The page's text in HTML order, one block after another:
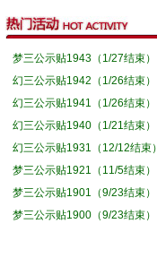
梦三公示贴1943（1/27结束）
幻三公示贴1942（1/26结束）
幻三公示贴1941（1/26结束）
幻三公示贴1940（1/21结束）
幻三公示贴1931（12/12结束）
梦三公示贴1921（11/5结束）
梦三公示贴1901（9/23结束）
梦三公示贴1900（9/23结束）